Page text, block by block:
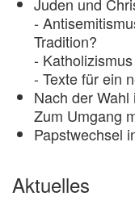
-
Tradition?
-
- Texte für ein
Nach der
Zum Umgang
Papstwechsel
Aktuelles